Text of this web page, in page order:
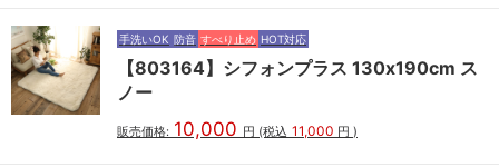
手洗いOK 防音 すべり止め HOT対応
【803164】シフォンプラス 130x190cm ス
ノー
販売価格: 10,000 円 (税込 11,000 円 )